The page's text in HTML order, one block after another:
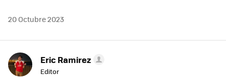
20 Octubre 2023
Eric Ramirez
Editor